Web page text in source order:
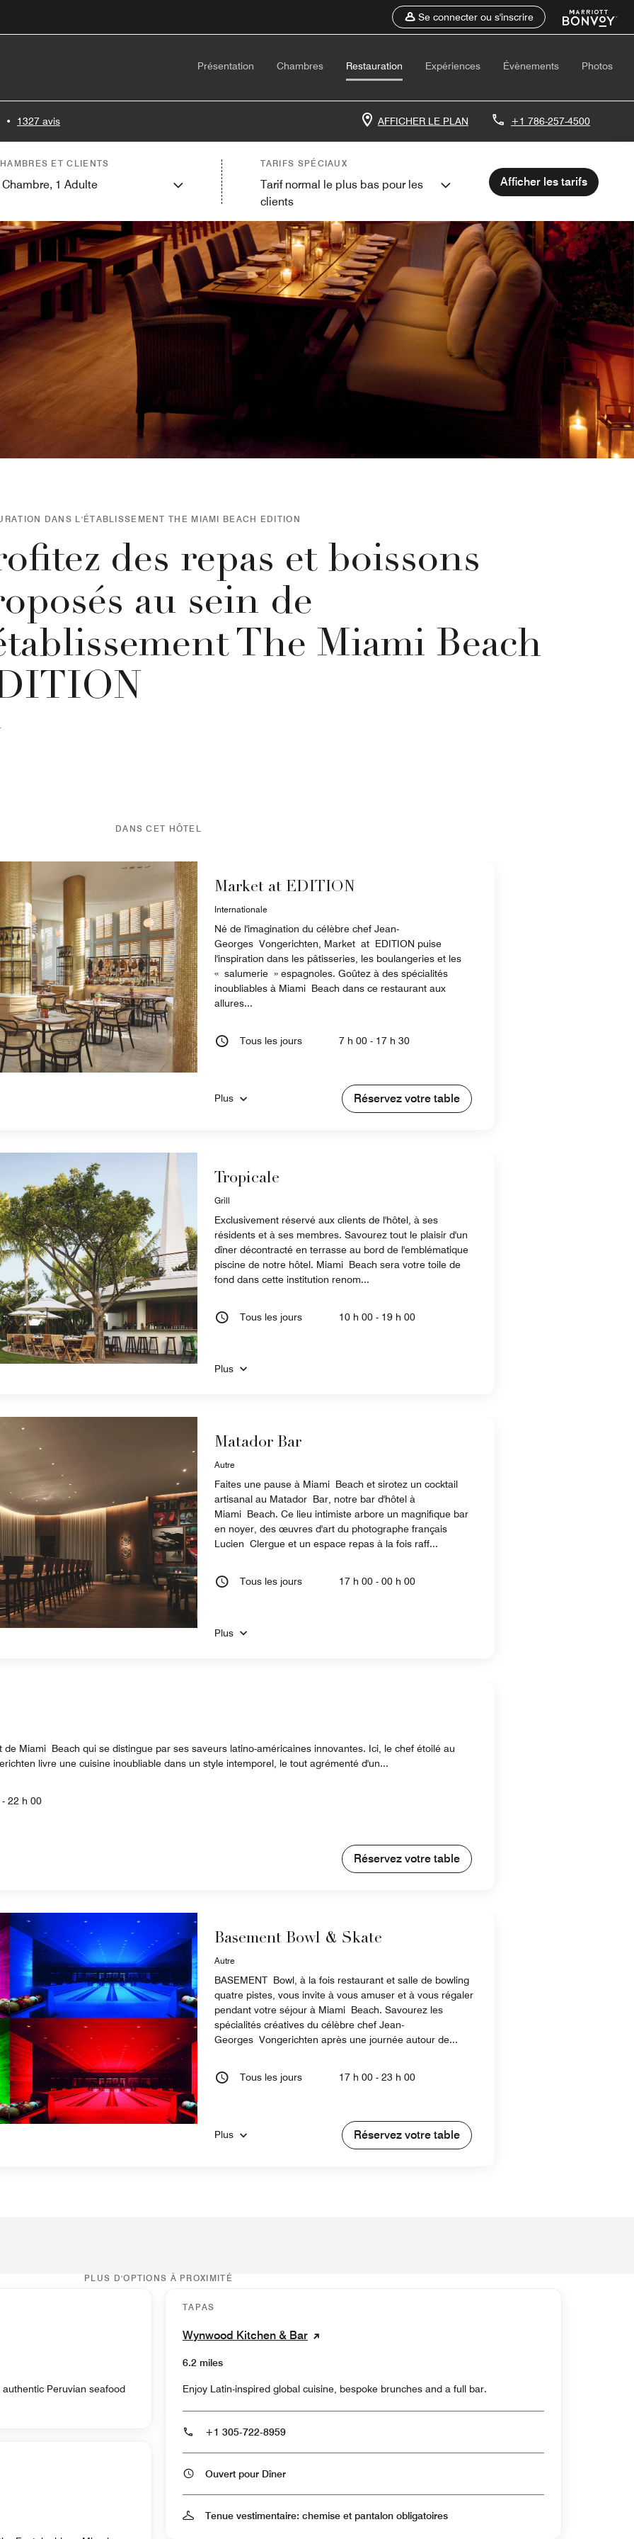
Se connecter ou s'inscrire
Présentation Chambres Restauration Expériences Évènements Photos
• 1327 avis AFFICHER LE PLAN +1 786-257-4500
ET CLIENTS
Chambre, 1 Adulte
TARIFS SPÉCIAUX
Tarif normal le plus bas pour les
clients
Afficher les tarifs
DANS L'ÉTABLISSEMENT THE MIAMI BEACH EDITION
des repas et boissons
au sein de
The Miami Beach
DANS CET HÔTEL
Market at EDITION
Internationale
Né de l'imagination du célèbre chef Jean-
Georges Vongerichten, Market at EDITION puise
l'inspiration dans les pâtisseries, les boulangeries et les
« salumerie » espagnoles. Goûtez à des spécialités
inoubliables à Miami Beach dans ce restaurant aux
allures...
Tous les jours 7 h 00 - 17 h 30
Plus Réservez votre table
Tropicale
Grill
Exclusivement réservé aux clients de l'hôtel, à ses
résidents et à ses membres. Savourez tout le plaisir d'un
dîner décontracté en terrasse au bord de l'emblématique
piscine de notre hôtel. Miami Beach sera votre toile de
fond dans cette institution renom...
Tous les jours 10 h 00 - 19 h 00
Plus
Matador Bar
Autre
Faites une pause à Miami Beach et sirotez un cocktail
artisanal au Matador Bar, notre bar d'hôtel à
Miami Beach. Ce lieu intimiste arbore un magnifique bar
en noyer, des œuvres d'art du photographe français
Lucien Clergue et un espace repas à la fois raff...
Tous les jours 17 h 00 - 00 h 00
Plus
Miami Beach qui se distingue par ses saveurs latino-américaines innovantes. Ici, le chef étoilé au
livre une cuisine inoubliable dans un style intemporel, le tout agrémenté d'un...
22 h 00
Réservez votre table
Basement Bowl & Skate
Autre
BASEMENT Bowl, à la fois restaurant et salle de bowling
quatre pistes, vous invite à vous amuser et à vous régaler
pendant votre séjour à Miami Beach. Savourez les
spécialités créatives du célèbre chef Jean-
Georges Vongerichten après une journée autour de...
Tous les jours 17 h 00 - 23 h 00
Plus Réservez votre table
PLUS D'OPTIONS À PROXIMITÉ
Peruvian seafood
TAPAS
Wynwood Kitchen & Bar
6.2 miles
Enjoy Latin-inspired global cuisine, bespoke brunches and a full bar.
+1 305-722-8959
Ouvert pour Dîner
Tenue vestimentaire: chemise et pantalon obligatoires